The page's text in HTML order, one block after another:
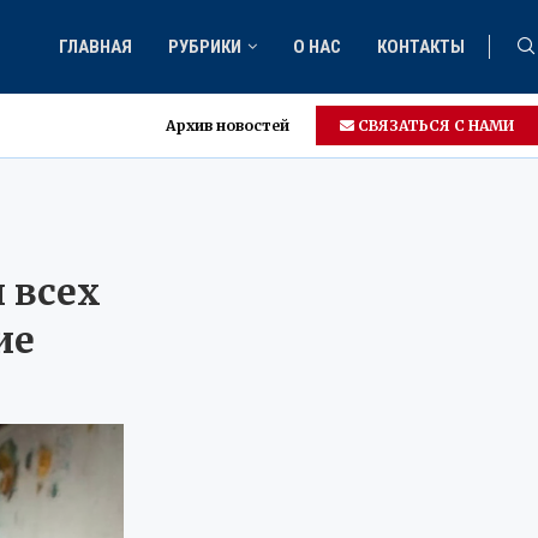
ГЛАВНАЯ РУБРИКИ О НАС КОНТАКТЫ
Архив новостей СВЯЗАТЬСЯ С НАМИ